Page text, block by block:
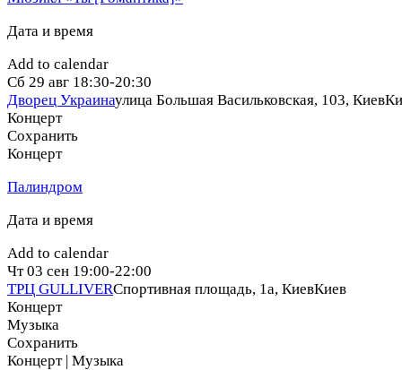
Дата и время
Add to calendar
Сб 29 авг 18:30-20:30
Дворец Украинаулица Большая Васильковская, 103, Киев
Концерт
Сохранить
Концерт
Палиндром
Дата и время
Add to calendar
Чт 03 сен 19:00-22:00
ТРЦ GULLIVERСпортивная площадь, 1a, КиевКиев
Концерт
Музыка
Сохранить
Концерт | Музыка